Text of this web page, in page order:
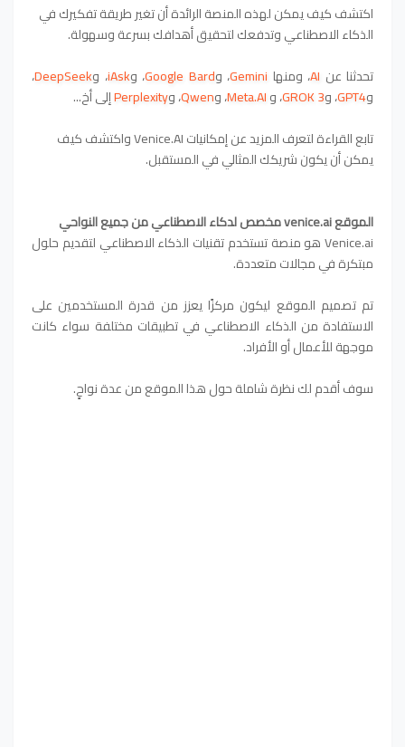
اكتشف كيف يمكن لهذه المنصة الرائدة أن تغير طريقة تفكيرك في
الذكاء الاصطناعي وتدفعك لتحقيق أهدافك بسرعة وسهولة.
تحدثنا عن AI، ومنها Gemini، وGoogle Bard، وiAsk، وDeepSeek،
وGPT4، وGROK 3، وMeta.AI، وQwen، وPerplexityإلى أخ...
تابع القراءة لتعرف المزيد عن إمكانيات Venice.AI واكتشف كيف
يمكن أن يكون شريكك المثالي في المستقبل.
الموقع venice.ai مخصص لدكاء الاصطناعي من جميع النواحي
Venice.ai هو منصة تستخدم تقنيات الذكاء الاصطناعي لتقديم حلول
مبتكرة في مجالات متعددة.
تم تصميم الموقع ليكون مركزًا يعزز من قدرة المستخدمين على
الاستفادة من الذكاء الاصطناعي في تطبيقات مختلفة سواء كانت
موجهة للأعمال أو الأفراد.
سوف أقدم لك نظرة شاملة حول هذا الموقع من عدة نواحٍ.